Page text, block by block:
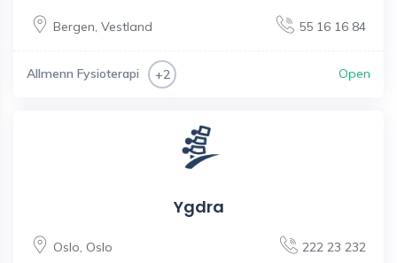
Bergen Vestland 55 16 16 84
Allmenn Fysioterapi +2 Open
Ygdra
Oslo Oslo 222 23 232